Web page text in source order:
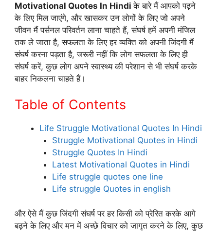
Motivational Quotes In Hindiके बारे मैं आपको पढ़ने
के लिए मिल जाएंगे, और खासकर उन लोगों के लिए जो अपने
जीवन मैं पर्सनल परिवर्तन लाना चाहते हैं, संघर्ष हमें अपनी मंजिल
तक ले जाता है, सफलता के लिए हर व्यक्ति को अपनी जिंदगी मैं
संघर्ष करना पड़ता है, जरूरी नहीं कि लोग सफलता के लिए ही
संघर्ष करें, कुछ लोग अपने स्वास्थ्य की परेशान से भी संघर्ष करके
बाहर निकलना चाहते हैं।
Table of Contents
Life Struggle Motivational Quotes In Hindi
Struggle Motivational Quotes in Hindi
Struggle Quotes In Hindi
Latest Motivational Quotes in Hindi
Life struggle quotes one line
Life struggle Quotes in english
और ऐसे मैं कुछ जिंदगी संघर्ष पर हर किसी को प्रेरित करके आगे
बढ़ने के लिए और मन में अच्छे विचार को जागृत करने के लिए, कुछ